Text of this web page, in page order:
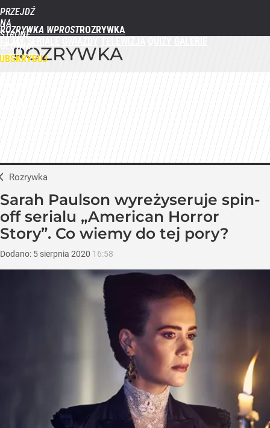
PRZEJDŹ
NA
STRONĘ
GŁÓWNĄ
WPROST.PL
ROZRYWKA WPROST
ROZRYWKA
Rozrywka
Sarah Paulson wyreżyseruje spin-
off serialu „American Horror
Story”. Co wiemy do tej pory?
Dodano: 5 sierpnia 2020 16:58